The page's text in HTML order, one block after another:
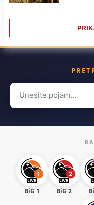
Search
for:
BiG 1 BiG 2